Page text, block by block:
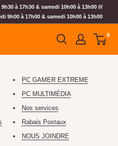
à 17h30 & samedi 10h00 à 13h00 ///
9h00 à 17h00 & samedi 10h00 à 13h00
0
PC GAMER EXTREME
PC MULTIMÉDIA
Nos services
Rabais Postaux
NOUS JOINDRE